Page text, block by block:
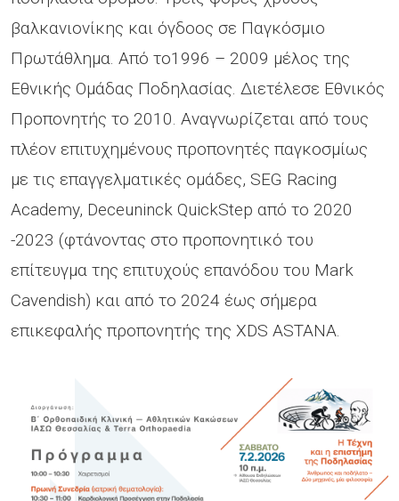
βαλκανιονίκης και όγδοος σε Παγκόσμιο
Πρωτάθλημα. Από το1996 – 2009 μέλος της
Εθνικής Ομάδας Ποδηλασίας. Διετέλεσε Εθνικός
Προπονητής το 2010. Αναγνωρίζεται από τους
πλέον επιτυχημένους προπονητές παγκοσμίως
με τις επαγγελματικές ομάδες, SEG Racing
Academy, Deceuninck QuickStep από το 2020
-2023 (φτάνοντας στο προπονητικό του
επίτευγμα της επιτυχούς επανόδου του Mark
Cavendish) και από το 2024 έως σήμερα
επικεφαλής προπονητής της XDS ASTANA.